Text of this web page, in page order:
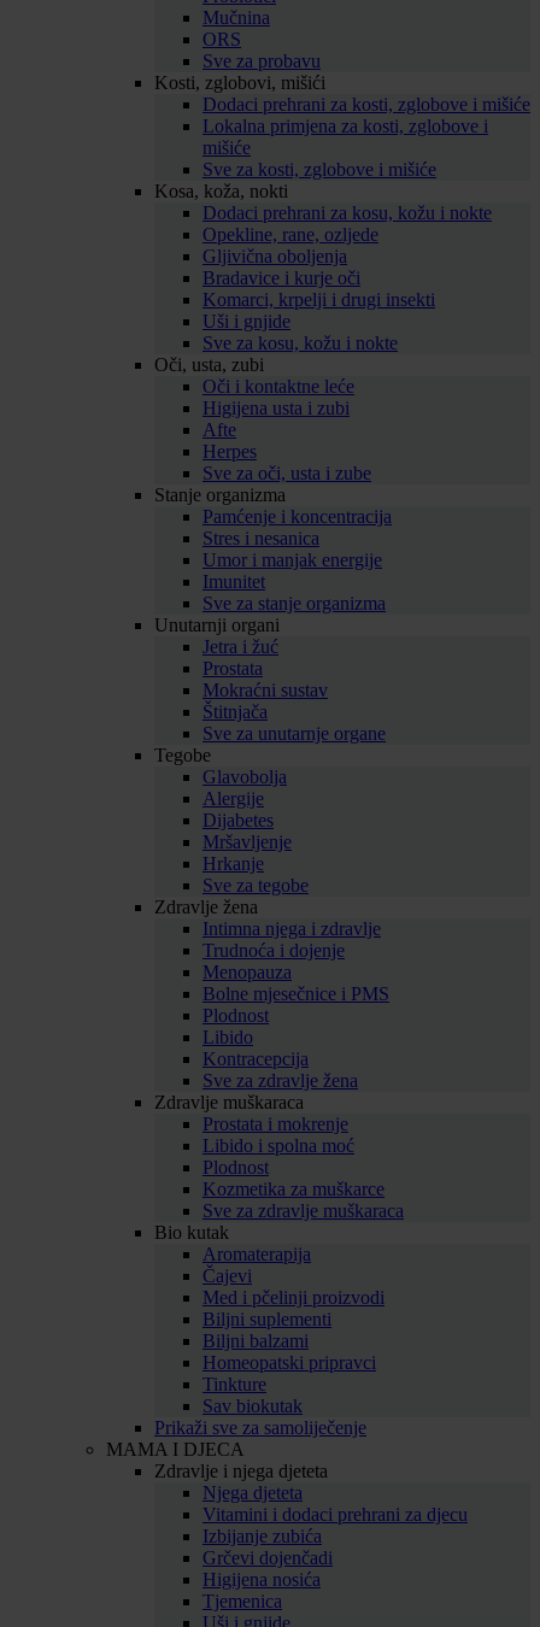
Mučnina
ORS
Sve za probavu
Kosti, zglobovi, mišići
Dodaci prehrani za kosti, zglobove i mišiće
Lokalna primjena za kosti, zglobove i
mišiće
Sve za kosti, zglobove i mišiće
Kosa, koža, nokti
Dodaci prehrani za kosu, kožu i nokte
Opekline, rane, ozljede
Gljivična oboljenja
Bradavice i kurje oči
Komarci, krpelji i drugi insekti
Uši i gnjide
Sve za kosu, kožu i nokte
Oči, usta, zubi
Oči i kontaktne leće
Higijena usta i zubi
Afte
Herpes
Sve za oči, usta i zube
Stanje organizma
Pamćenje i koncentracija
Stres i nesanica
Umor i manjak energije
Imunitet
Sve za stanje organizma
Unutarnji organi
Jetra i žuć
Prostata
Mokraćni sustav
Štitnjača
Sve za unutarnje organe
Tegobe
Glavobolja
Alergije
Dijabetes
Mršavljenje
Hrkanje
Sve za tegobe
Zdravlje žena
Intimna njega i zdravlje
Trudnoća i dojenje
Menopauza
Bolne mjesečnice i PMS
Plodnost
Libido
Kontracepcija
Sve za zdravlje žena
Zdravlje muškaraca
Prostata i mokrenje
Libido i spolna moć
Plodnost
Kozmetika za muškarce
Sve za zdravlje muškaraca
Bio kutak
Aromaterapija
Čajevi
Med i pčelinji proizvodi
Biljni suplementi
Biljni balzami
Homeopatski pripravci
Tinkture
Sav biokutak
Prikaži sve za samoliječenje
MAMA I DJECA
Zdravlje i njega djeteta
Njega djeteta
Vitamini i dodaci prehrani za djecu
Izbijanje zubića
Grčevi dojenčadi
Higijena nosića
Tjemenica
Uši i gnjide